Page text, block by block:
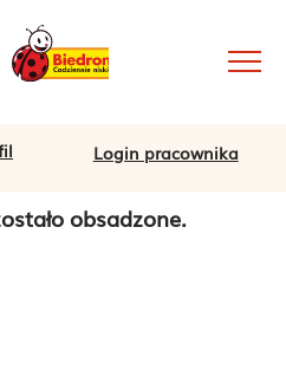
Login pracownika
obsadzone.